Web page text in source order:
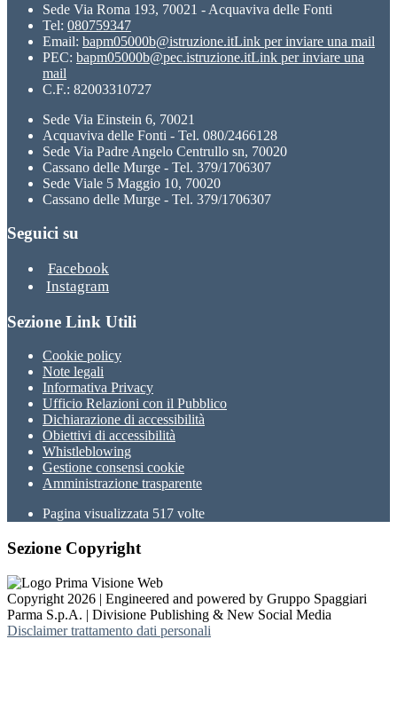
Sede Via Roma 193, 70021 - Acquaviva delle Fonti
Tel: 080759347
Email: bapm05000b@istruzione.itLink per inviare una mail
PEC: bapm05000b@pec.istruzione.itLink per inviare una
mail
C.F.: 82003310727
Sede Via Einstein 6, 70021
Acquaviva delle Fonti - Tel. 080/2466128
Sede Via Padre Angelo Centrullo sn, 70020
Cassano delle Murge - Tel. 379/1706307
Sede Viale 5 Maggio 10, 70020
Cassano delle Murge - Tel. 379/1706307
Seguici su
Facebook
Instagram
Sezione Link Utili
Cookie policy
Note legali
Informativa Privacy
Ufficio Relazioni con il Pubblico
Dichiarazione di accessibilità
Obiettivi di accessibilità
Whistleblowing
Gestione consensi cookie
Amministrazione trasparente
Pagina visualizzata 517 volte
Sezione Copyright
Copyright 2026 | Engineered and powered by Gruppo Spaggiari
Parma S.p.A. | Divisione Publishing & New Social Media
Disclaimer trattamento dati personali